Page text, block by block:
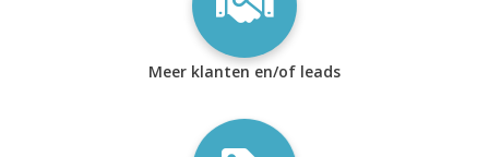
Meer klanten en/of leads